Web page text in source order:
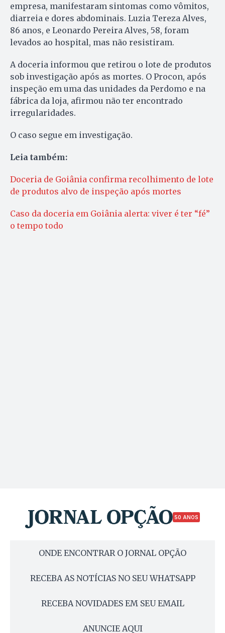
empresa, manifestaram sintomas como vômitos,
diarreia e dores abdominais. Luzia Tereza Alves,
86 anos, e Leonardo Pereira Alves, 58, foram
levados ao hospital, mas não resistiram.
A doceria informou que retirou o lote de produtos
sob investigação após as mortes. O Procon, após
inspeção em uma das unidades da Perdomo e na
fábrica da loja, afirmou não ter encontrado
irregularidades.
O caso segue em investigação.
Leia também:
Doceria de Goiânia confirma recolhimento de lote
de produtos alvo de inspeção após mortes
Caso da doceria em Goiânia alerta: viver é ter “fé”
o tempo todo
50 ANOS
ONDE ENCONTRAR O JORNAL OPÇÃO
RECEBA AS NOTÍCIAS NO SEU WHATSAPP
RECEBA NOVIDADES EM SEU EMAIL
ANUNCIE AQUI